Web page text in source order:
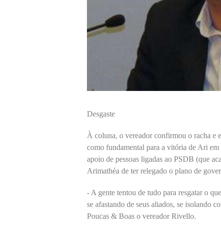
Desgaste
À coluna, o vereador confirmou o racha e
como fundamental para a vitória de Ari
apoio de pessoas ligadas ao PSDB (que
Arimathéa de ter relegado o plano de
- A gente tentou de tudo para resgatar o
se afastando de seus aliados, se isolando
Poucas & Boas o vereador Rivello.